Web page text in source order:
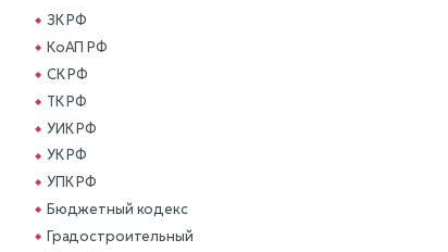
ЗК РФ
КоАП РФ
СК РФ
ТК РФ
УИК РФ
УК РФ
УПК РФ
Бюджетный кодекс
Градостроительный